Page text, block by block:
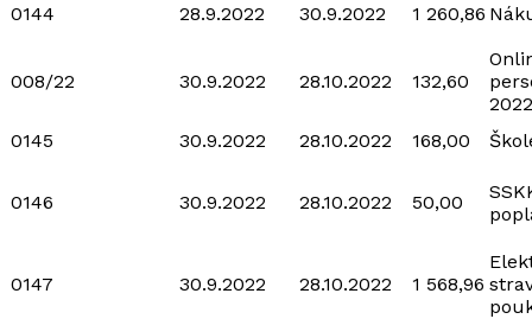
0144
28.9.2022 30.9.2022 1 260,86
008/22 30.9.2022 28.10.2022 132,60
0145
30.9.2022 28.10.2022 168,00
0146 30.9.2022 28.10.2022 50,00
0147 30.9.2022 28.10.2022 1 568,96